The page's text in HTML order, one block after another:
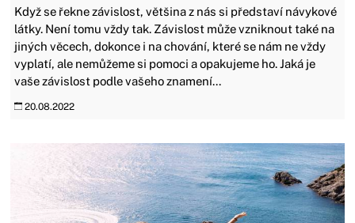
Když se řekne závislost, většina z nás si představí návykové
látky. Není tomu vždy tak. Závislost může vzniknout také na
jiných věcech, dokonce i na chování, které se nám ne vždy
vyplatí, ale nemůžeme si pomoci a opakujeme ho. Jaká je
vaše závislost podle vašeho znamení...
20.08.2022